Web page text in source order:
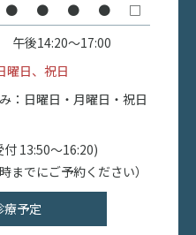
● ● ● ●
□
午後14:20〜17:00
曜日、祝日
日曜日・月曜日・祝日
付 13:50～16:20)
までにご予約ください）
療予定